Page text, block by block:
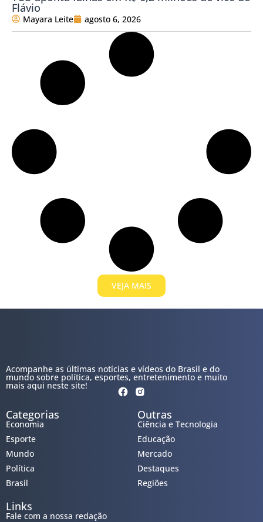
Flávio
Mayara Leite agosto 6, 2026
VEJA MAIS
Acompanhe as últimas notícias e vídeos do Brasil e do
mundo sobre política, esportes, entretenimento e muito
mais aqui neste site!
Categorias
Economia
Esporte
Mundo
Política
Brasil
Outras
Ciência e Tecnologia
Educação
Mercado
Destaques
Regiões
Links
Fale com a nossa redação